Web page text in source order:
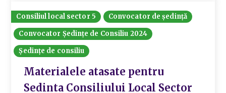
Consiliul local sector 5
Convocator de ședință
Convocator Ședințe de Consiliu 2024
Ședințe de consiliu
Materialele atasate pentru
Sedinta Consiliului Local Sector